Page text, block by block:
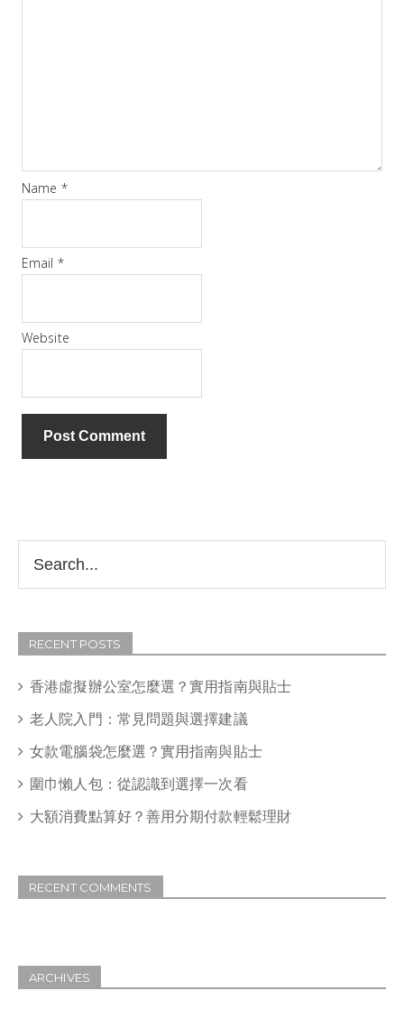
Name *
Email *
Website
RECENT POSTS
香港虛擬辦公室怎麼選？實用指南與貼士
老人院入門：常見問題與選擇建議
女款電腦袋怎麼選？實用指南與貼士
圍巾懶人包：從認識到選擇一次看
大額消費點算好？善用分期付款輕鬆理財
RECENT COMMENTS
ARCHIVES